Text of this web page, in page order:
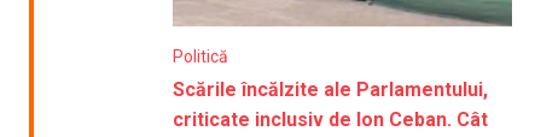
Politică
Scările încălzite ale Parlamentului,
criticate inclusiv de Ion Ceban. Cât